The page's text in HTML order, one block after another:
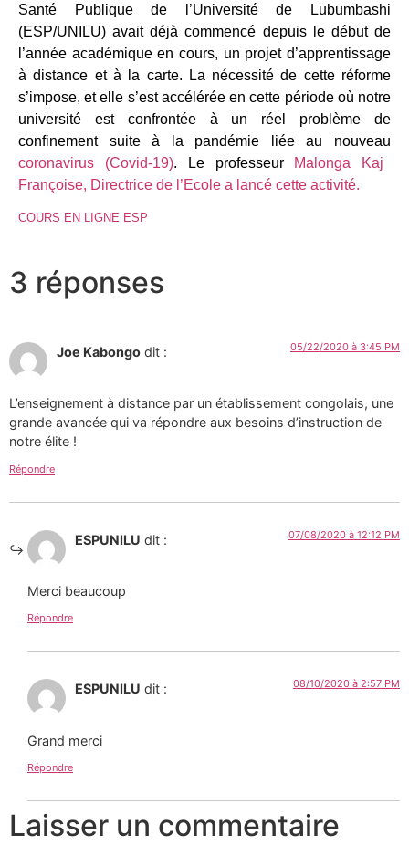
Santé Publique de l’Université de Lubumbashi
(ESP/UNILU) avait déjà commencé depuis le début de
l’année académique en cours, un projet d’apprentissage
à distance et à la carte. La nécessité de cette réforme
s’impose, et elle s’est accélérée en cette période où notre
université est confrontée à un réel problème de
confinement suite à la pandémie liée au nouveau
coronavirus (Covid-19). Le professeur Malonga Kaj
Françoise, Directrice de l’Ecole a lancé cette activité.
COURS EN LIGNE ESP
3 réponses
Joe Kabongo dit : 05/22/2020 à 3:45 PM
L’enseignement à distance par un établissement congolais, une
grande avancée qui va répondre aux besoins d’instruction de
notre élite !
Répondre
ESPUNILU dit : 07/08/2020 à 12:12 PM
Merci beaucoup
Répondre
ESPUNILU dit : 08/10/2020 à 2:57 PM
Grand merci
Répondre
Laisser un commentaire